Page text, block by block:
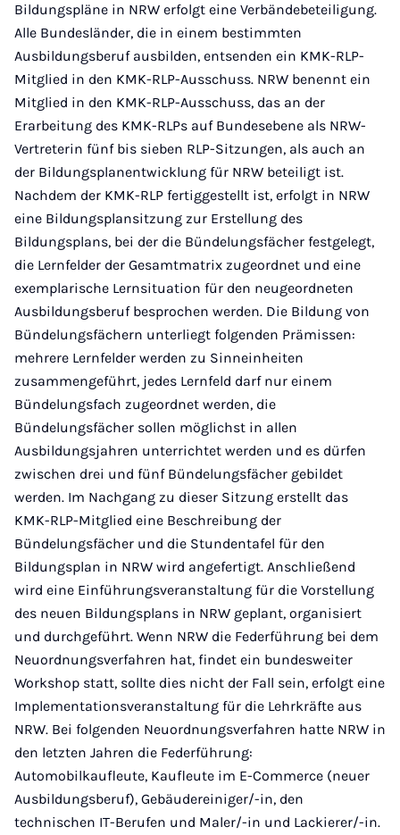
Bildungspläne in NRW erfolgt eine Verbändebeteiligung.
Alle Bundesländer, die in einem bestimmten
Ausbildungsberuf ausbilden, entsenden ein KMK-RLP-
Mitglied in den KMK-RLP-Ausschuss. NRW benennt ein
Mitglied in den KMK-RLP-Ausschuss, das an der
Erarbeitung des KMK-RLPs auf Bundesebene als NRW-
Vertreterin fünf bis sieben RLP-Sitzungen, als auch an
der Bildungsplanentwicklung für NRW beteiligt ist.
Nachdem der KMK-RLP fertiggestellt ist, erfolgt in NRW
eine Bildungsplansitzung zur Erstellung des
Bildungsplans, bei der die Bündelungsfächer festgelegt,
die Lernfelder der Gesamtmatrix zugeordnet und eine
exemplarische Lernsituation für den neugeordneten
Ausbildungsberuf besprochen werden. Die Bildung von
Bündelungsfächern unterliegt folgenden Prämissen:
mehrere Lernfelder werden zu Sinneinheiten
zusammengeführt, jedes Lernfeld darf nur einem
Bündelungsfach zugeordnet werden, die
Bündelungsfächer sollen möglichst in allen
Ausbildungsjahren unterrichtet werden und es dürfen
zwischen drei und fünf Bündelungsfächer gebildet
werden. Im Nachgang zu dieser Sitzung erstellt das
KMK-RLP-Mitglied eine Beschreibung der
Bündelungsfächer und die Stundentafel für den
Bildungsplan in NRW wird angefertigt. Anschließend
wird eine Einführungsveranstaltung für die Vorstellung
des neuen Bildungsplans in NRW geplant, organisiert
und durchgeführt. Wenn NRW die Federführung bei dem
Neuordnungsverfahren hat, findet ein bundesweiter
Workshop statt, sollte dies nicht der Fall sein, erfolgt eine
Implementationsveranstaltung für die Lehrkräfte aus
NRW. Bei folgenden Neuordnungsverfahren hatte NRW in
den letzten Jahren die Federführung:
Automobilkaufleute, Kaufleute im E-Commerce (neuer
Ausbildungsberuf), Gebäudereiniger/-in, den
technischen IT-Berufen und Maler/-in und Lackierer/-in.